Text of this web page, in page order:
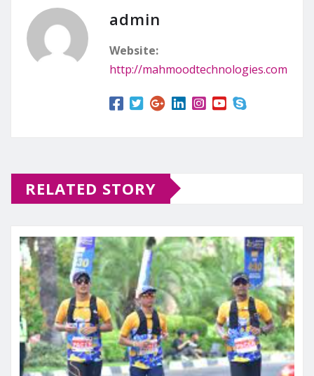
admin
Website:
http://mahmoodtechnologies.com
RELATED STORY